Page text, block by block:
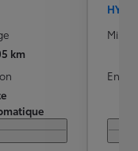
km
Mise